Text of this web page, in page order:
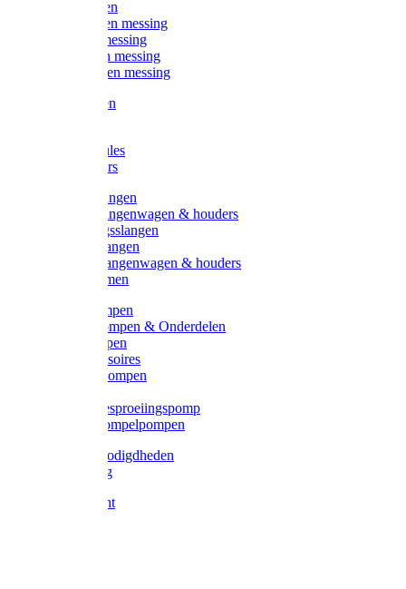
Kogelkranen
Koppelingen messing
Sproeiers messing
Tuinspuiten messing
Slangstukken messing
Handspuiten
Kunststoftules
Regenmeters
Overige slangen
Overige slangenwagen & houders
Beregeningsslangen
Gardena slangen
Gardena slangenwagen & houders
Slangklemmen
Leader pompen
Zwengelpompen & Onderdelen
Ebara pompen
Pompaccessoires
Excellent pompen
Gardena besproeiingspomp
Gardena dompelpompen
Tyleen benodigdheden
Tyleenslang
Lange bocht